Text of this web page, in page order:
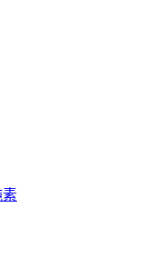
素